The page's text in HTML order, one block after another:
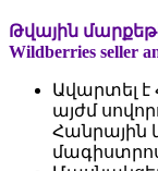
Թվային
Wildberries
Ավարտել
այժմ
Հանրային